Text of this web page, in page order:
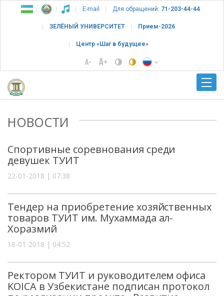
E-mail Для обращений: 71-203-44-44
ЗЕЛЁНЫЙ УНИВЕРСИТЕТ Прием-2026
Центр «Шаг в будущее»
НОВОСТИ
Спортивные соревнования среди
девушек ТУИТ
22-01-2018 | 07:38
Тендер на приобретение хозяйственных
товаров ТУИТ им. Мухаммада ал-
Хоразмий
18-01-2018 | 04:52
Ректором ТУИТ и руководителем офиса
KOICA в Узбекистане подписан протокол